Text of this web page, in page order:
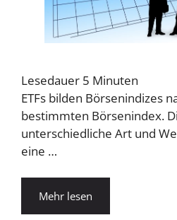
Lesedauer 5 Minuten
ETFs bilden Börsenindizes
bestimmten Börsenindex.
unterschiedliche Art und
eine …
Mehr lesen